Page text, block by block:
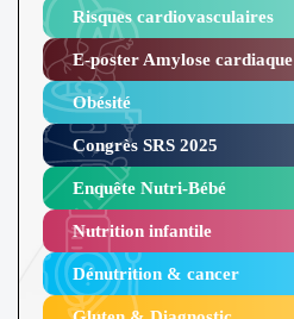
Risques cardiovasculaires
E-poster Amylose cardiaque ​
Obésité ​
Congrès SRS 2025 ​
Enquête Nutri-Bébé ​
Nutrition infantile
Dénutrition & cancer